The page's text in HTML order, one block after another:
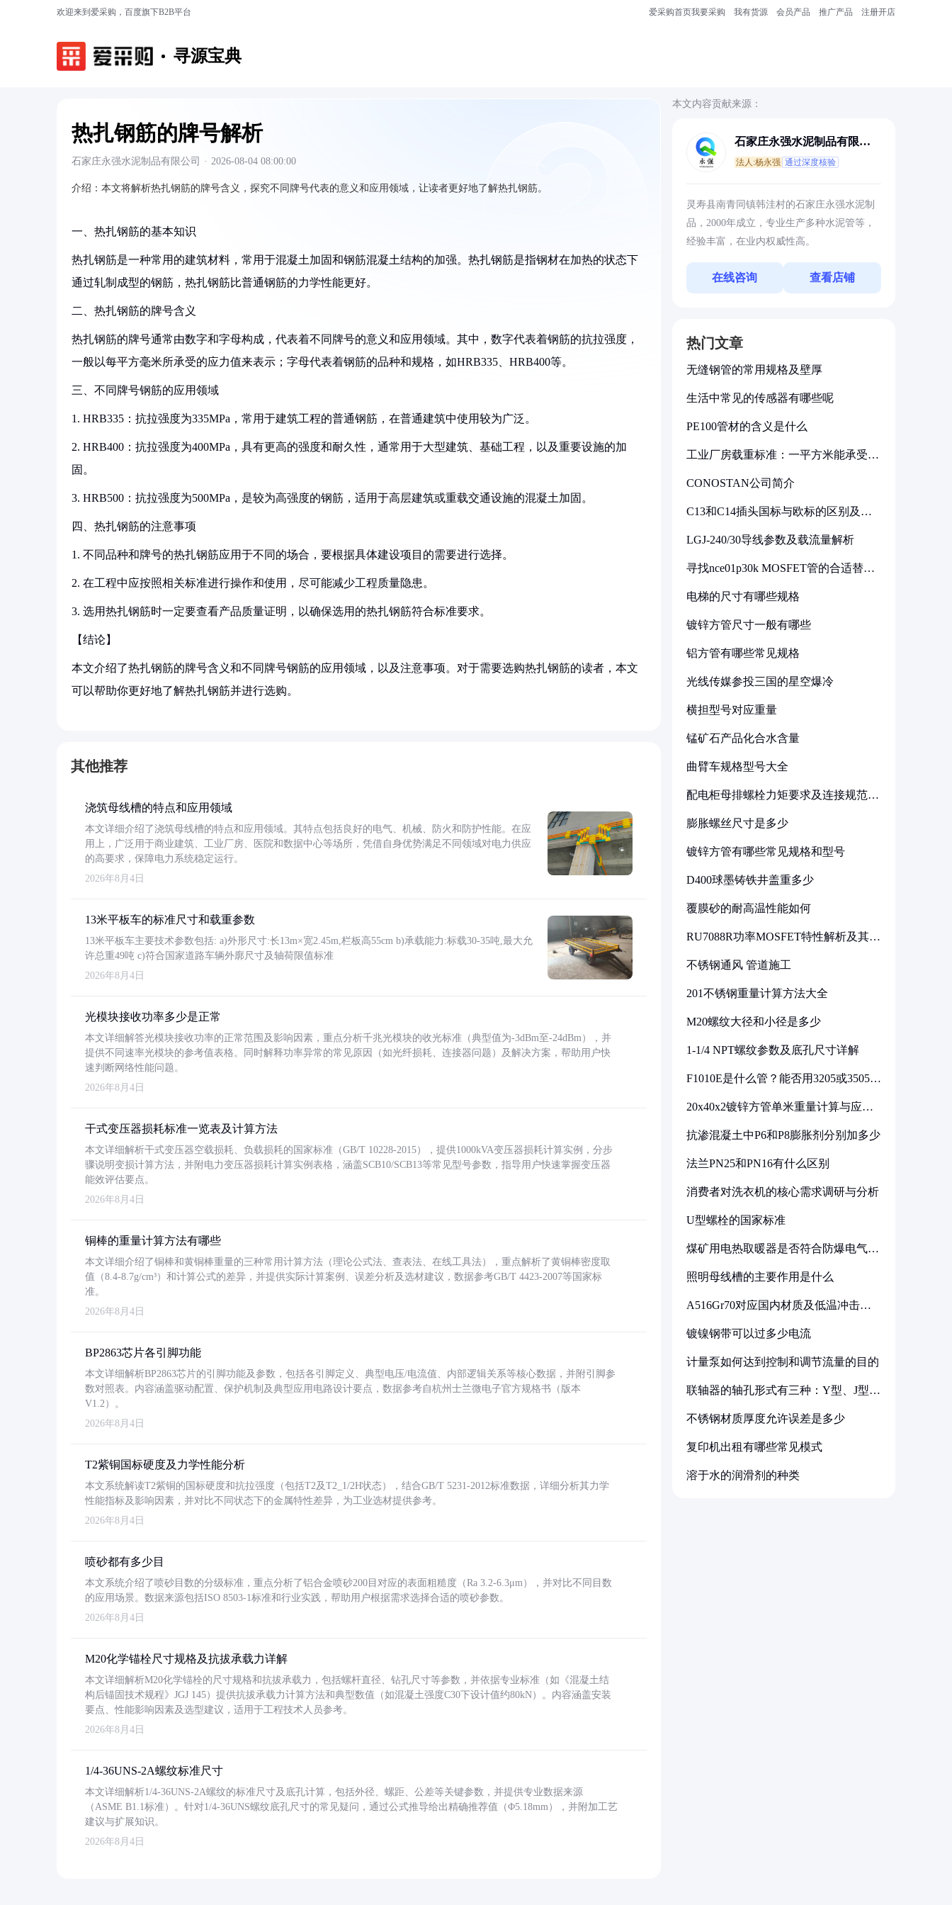
欢迎来到爱采购，百度旗下B2B平台 爱采购首页我要采购 我有货源 会员产品 推广产品 注册开店
寻源宝典
热扎钢筋的牌号解析
石家庄永强水泥制品有限公司 · 2026-08-04 08:00:00
介绍： 本文将解析热扎钢筋的牌号含义，探究不同牌号代表的意义和应用领域，让读者更好地了解热扎钢筋。
一、热扎钢筋的基本知识
热扎钢筋是一种常用的建筑材料，常用于混凝土加固和钢筋混凝土结构的加强。热扎钢筋是指钢材在加热的状态下
通过轧制成型的钢筋，热扎钢筋比普通钢筋的力学性能更好。
二、热扎钢筋的牌号含义
热扎钢筋的牌号通常由数字和字母构成，代表着不同牌号的意义和应用领域。其中，数字代表着钢筋的抗拉强度，
一般以每平方毫米所承受的应力值来表示；字母代表着钢筋的品种和规格，如HRB335、HRB400等。
三、不同牌号钢筋的应用领域
1. HRB335：抗拉强度为335MPa，常用于建筑工程的普通钢筋，在普通建筑中使用较为广泛。
2. HRB400：抗拉强度为400MPa，具有更高的强度和耐久性，通常用于大型建筑、基础工程，以及重要设施的加
固。
3. HRB500：抗拉强度为500MPa，是较为高强度的钢筋，适用于高层建筑或重载交通设施的混凝土加固。
四、热扎钢筋的注意事项
1. 不同品种和牌号的热扎钢筋应用于不同的场合，要根据具体建设项目的需要进行选择。
2. 在工程中应按照相关标准进行操作和使用，尽可能减少工程质量隐患。
3. 选用热扎钢筋时一定要查看产品质量证明，以确保选用的热扎钢筋符合标准要求。
【结论】
本文介绍了热扎钢筋的牌号含义和不同牌号钢筋的应用领域，以及注意事项。对于需要选购热扎钢筋的读者，本文
可以帮助你更好地了解热扎钢筋并进行选购。
其他推荐
浇筑母线槽的特点和应用领域
本文详细介绍了浇筑母线槽的特点和应用领域。其特点包括良好的电气、机械、防火和防护性能。在应
用上，广泛用于商业建筑、工业厂房、医院和数据中心等场所，凭借自身优势满足不同领域对电力供应
的高要求，保障电力系统稳定运行。
2026年8月4日
13米平板车的标准尺寸和载重参数
13米平板车主要技术参数包括: a)外形尺寸:长13m×宽2.45m,栏板高55cm b)承载能力:标载30-35吨,最大允
许总重49吨 c)符合国家道路车辆外廓尺寸及轴荷限值标准
2026年8月4日
光模块接收功率多少是正常
本文详细解答光模块接收功率的正常范围及影响因素，重点分析千兆光模块的收光标准（典型值为-3dBm至-24dBm），并
提供不同速率光模块的参考值表格。同时解释功率异常的常见原因（如光纤损耗、连接器问题）及解决方案，帮助用户快
速判断网络性能问题。
2026年8月4日
干式变压器损耗标准一览表及计算方法
本文详细解析干式变压器空载损耗、负载损耗的国家标准（GB/T 10228-2015），提供1000kVA变压器损耗计算实例，分步
骤说明变损计算方法，并附电力变压器损耗计算实例表格，涵盖SCB10/SCB13等常见型号参数，指导用户快速掌握变压器
能效评估要点。
2026年8月4日
铜棒的重量计算方法有哪些
本文详细介绍了铜棒和黄铜棒重量的三种常用计算方法（理论公式法、查表法、在线工具法），重点解析了黄铜棒密度取
值（8.4-8.7g/cm³）和计算公式的差异，并提供实际计算案例、误差分析及选材建议，数据参考GB/T 4423-2007等国家标
准。
2026年8月4日
BP2863芯片各引脚功能
本文详细解析BP2863芯片的引脚功能及参数，包括各引脚定义、典型电压/电流值、内部逻辑关系等核心数据，并附引脚参
数对照表。内容涵盖驱动配置、保护机制及典型应用电路设计要点，数据参考自杭州士兰微电子官方规格书（版本
V1.2）。
2026年8月4日
T2紫铜国标硬度及力学性能分析
本文系统解读T2紫铜的国标硬度和抗拉强度（包括T2及T2_1/2H状态），结合GB/T 5231-2012标准数据，详细分析其力学
性能指标及影响因素，并对比不同状态下的金属特性差异，为工业选材提供参考。
2026年8月4日
喷砂都有多少目
本文系统介绍了喷砂目数的分级标准，重点分析了铝合金喷砂200目对应的表面粗糙度（Ra 3.2-6.3μm），并对比不同目数
的应用场景。数据来源包括ISO 8503-1标准和行业实践，帮助用户根据需求选择合适的喷砂参数。
2026年8月4日
M20化学锚栓尺寸规格及抗拔承载力详解
本文详细解析M20化学锚栓的尺寸规格和抗拔承载力，包括螺杆直径、钻孔尺寸等参数，并依据专业标准（如《混凝土结
构后锚固技术规程》JGJ 145）提供抗拔承载力计算方法和典型数值（如混凝土强度C30下设计值约80kN）。内容涵盖安装
要点、性能影响因素及选型建议，适用于工程技术人员参考。
2026年8月4日
1/4-36UNS-2A螺纹标准尺寸
本文详细解析1/4-36UNS-2A螺纹的标准尺寸及底孔计算，包括外径、螺距、公差等关键参数，并提供专业数据来源
（ASME B1.1标准）。针对1/4-36UNS螺纹底孔尺寸的常见疑问，通过公式推导给出精确推荐值（Φ5.18mm），并附加工艺
建议与扩展知识。
2026年8月4日
本文内容贡献来源：
石家庄永强水泥制品有限公
法人:杨永强 通过深度核验
灵寿县南青同镇韩洼村的石家庄永强水泥制
品，2000年成立，专业生产多种水泥管等，
经验丰富，在业内权威性高。
在线咨询 查看店铺
热门文章
无缝钢管的常用规格及壁厚
生活中常见的传感器有哪些呢
PE100管材的含义是什么
工业厂房载重标准：一平方米能承受多
CONOSTAN公司简介
C13和C14插头国标与欧标的区别及其
LGJ-240/30导线参数及载流量解析
寻找nce01p30k MOSFET管的合适替代
电梯的尺寸有哪些规格
镀锌方管尺寸一般有哪些
铝方管有哪些常见规格
光线传媒参投三国的星空爆冷
横担型号对应重量
锰矿石产品化合水含量
曲臂车规格型号大全
配电柜母排螺栓力矩要求及连接规范详
膨胀螺丝尺寸是多少
镀锌方管有哪些常见规格和型号
D400球墨铸铁井盖重多少
覆膜砂的耐高温性能如何
RU7088R功率MOSFET特性解析及其在
不锈钢通风 管道施工
201不锈钢重量计算方法大全
M20螺纹大径和小径是多少
1-1/4 NPT螺纹参数及底孔尺寸详解
F1010E是什么管？能否用3205或3505代
20x40x2镀锌方管单米重量计算与应用
抗渗混凝土中P6和P8膨胀剂分别加多少
法兰PN25和PN16有什么区别
消费者对洗衣机的核心需求调研与分析
U型螺栓的国家标准
煤矿用电热取暖器是否符合防爆电气设
照明母线槽的主要作用是什么
A516Gr70对应国内材质及低温冲击要
镀镍钢带可以过多少电流
计量泵如何达到控制和调节流量的目的
联轴器的轴孔形式有三种：Y型、J型、
不锈钢材质厚度允许误差是多少
复印机出租有哪些常见模式
溶于水的润滑剂的种类